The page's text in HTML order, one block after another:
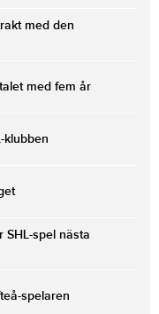
med den
med fem år
klubben
SHL-spel nästa
spelaren